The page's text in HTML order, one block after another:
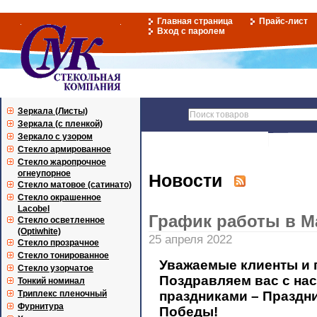
Главная страница
Прайс-лист
Вход с паролем
Зеркала (Листы)
Зеркала (с пленкой)
Зеркало с узором
Стекло армированное
Стекло жаропрочное
огнеупорное
Стекло матовое (сатинато)
Стекло окрашенное
Lacobel
Стекло осветленное
(Optiwhite)
Стекло прозрачное
Стекло тонированное
Стекло узорчатое
Тонкий номинал
Триплекс пленочный
Фурнитура
Новости
График работы в
25 апреля 2022
Уважаемые клиенты и
Поздравляем вас с
праздниками –
Победы!